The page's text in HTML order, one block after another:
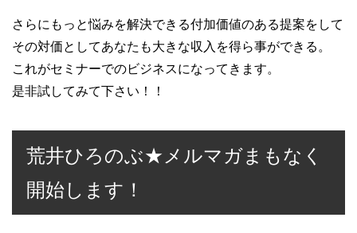
さらにもっと悩みを解決できる付加価値のある提案をして
その対価としてあなたも大きな収入を得ら事ができる。
これがセミナーでのビジネスになってきます。
是非試してみて下さい！！
荒井ひろのぶ★メルマガまもなく
開始します！